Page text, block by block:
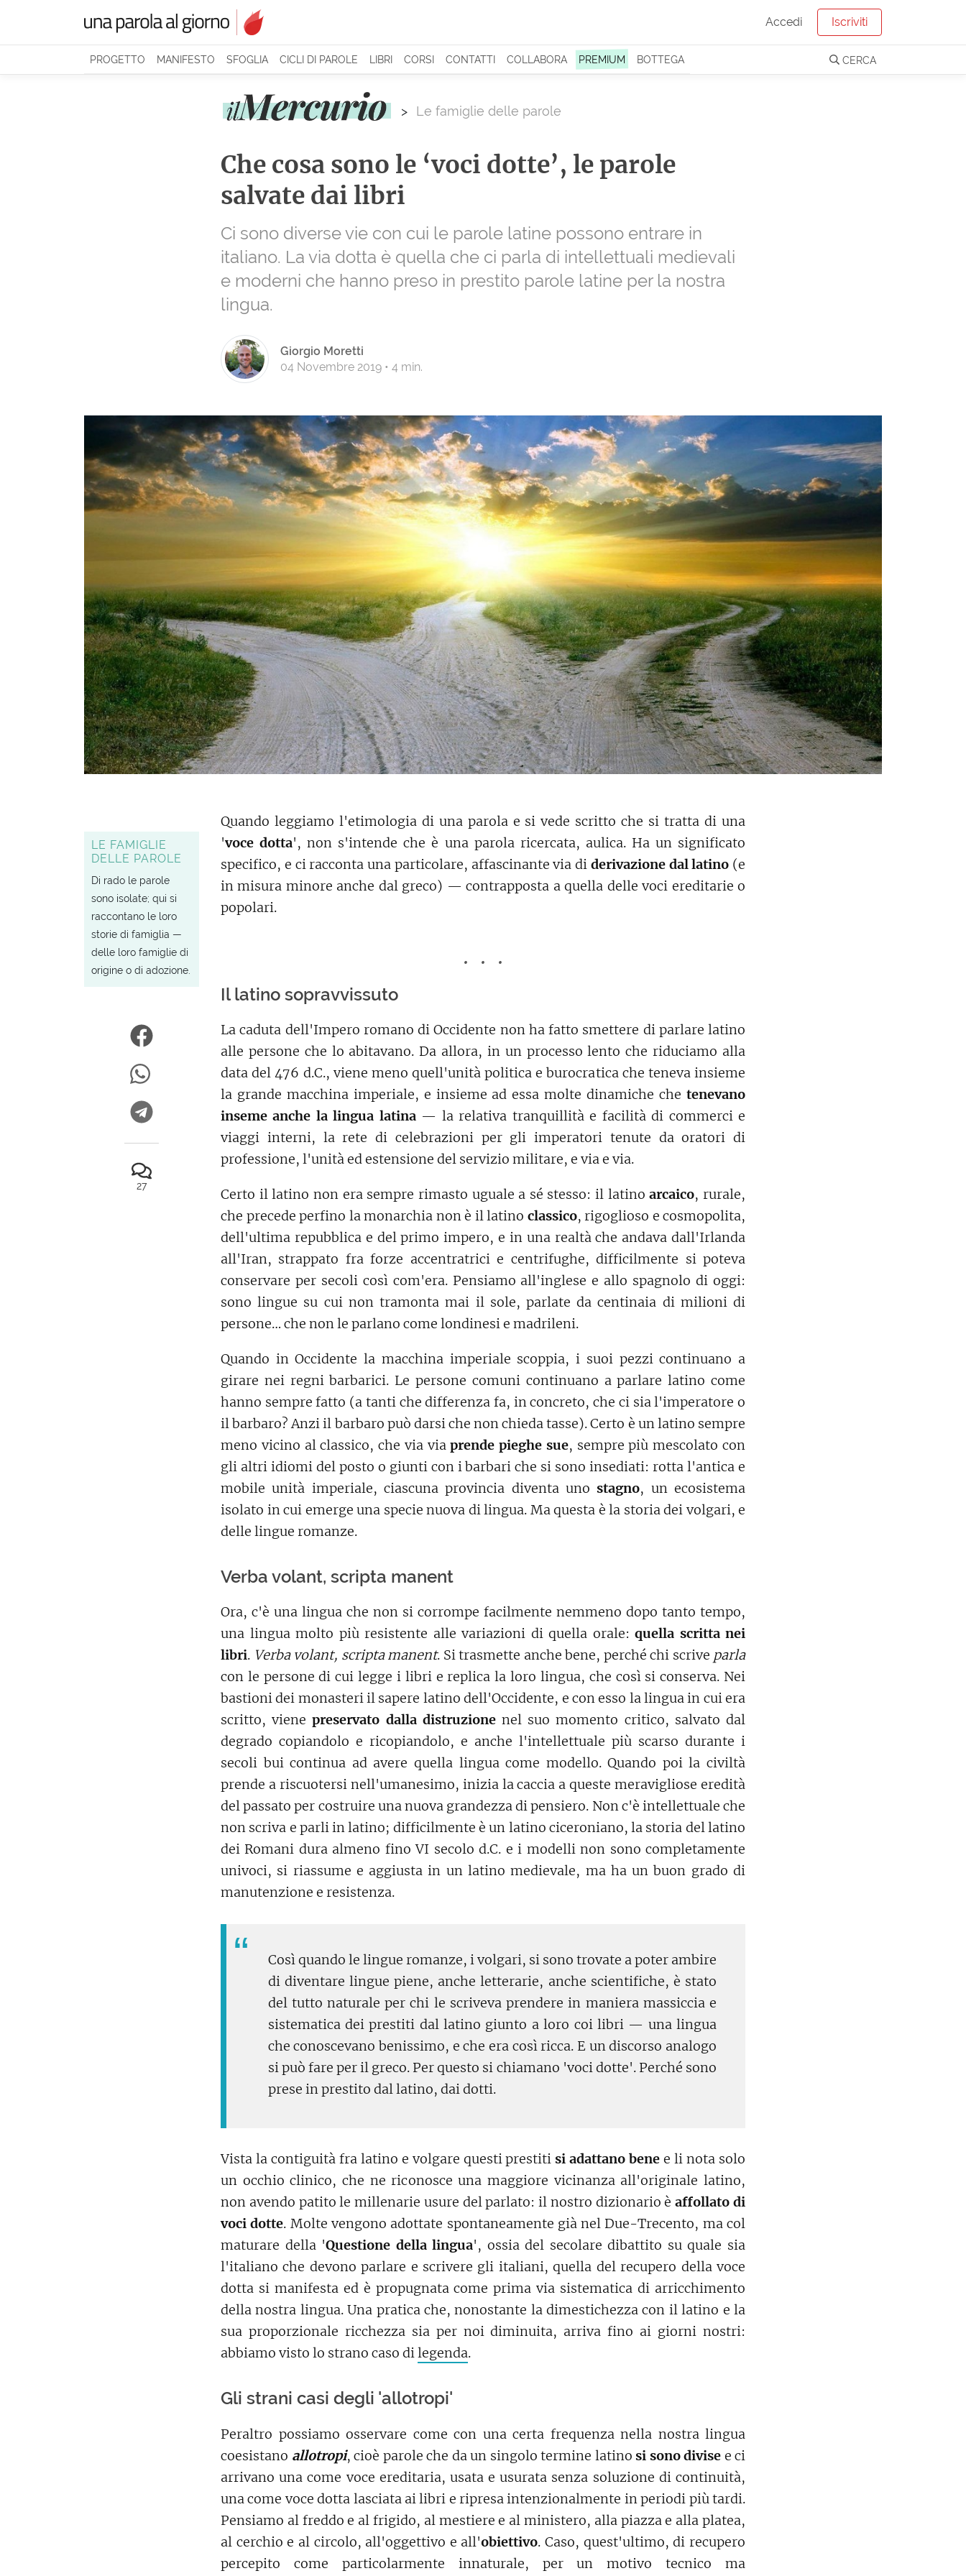
Accedi Iscriviti
PROGETTO MANIFESTO SFOGLIA CICLI DI PAROLE LIBRI CORSI CONTATTI COLLABORA PREMIUM BOTTEGA CERCA
> Le famiglie delle parole
Che cosa sono le ‘voci dotte’, le parole
salvate dai libri
Ci sono diverse vie con cui le parole latine possono entrare in
italiano. La via dotta è quella che ci parla di intellettuali medievali
e moderni che hanno preso in prestito parole latine per la nostra
lingua.
Giorgio Moretti
04 Novembre 2019 •4 min.
Quando leggiamo l'etimologia di una parola e si vede scritto che si tratta di una
'voce dotta', non s'intende che è una parola ricercata, aulica. Ha un significato
specifico, e ci racconta una particolare, affascinante via di derivazione dal latino (e
in misura minore anche dal greco) — contrapposta a quella delle voci ereditarie o
popolari.
Il latino sopravvissuto
La caduta dell'Impero romano di Occidente non ha fatto smettere di parlare latino
alle persone che lo abitavano. Da allora, in un processo lento che riduciamo alla
data del 476 d.C., viene meno quell'unità politica e burocratica che teneva insieme
la grande macchina imperiale, e insieme ad essa molte dinamiche che tenevano
inseme anche la lingua latina— la relativa tranquillità e facilità di commerci e
viaggi interni, la rete di celebrazioni per gli imperatori tenute da oratori di
professione, l'unità ed estensione del servizio militare, e via e via.
Certo il latino non era sempre rimasto uguale a sé stesso: il latinoarcaico, rurale,
che precede perfino la monarchia non è il latino classico, rigoglioso e cosmopolita,
dell'ultima repubblica e del primo impero, e in una realtà che andava dall'Irlanda
all'Iran, strappato fra forze accentratrici e centrifughe, difficilmente si poteva
conservare per secoli così com'era. Pensiamo all'inglese e allo spagnolo di oggi:
sono lingue su cui non tramonta mai il sole, parlate da centinaia di milioni di
persone… che non le parlano come londinesi e madrileni.
Quando in Occidente la macchina imperiale scoppia, i suoi pezzi continuano a
girare nei regni barbarici. Le persone comuni continuano a parlare latino come
hanno sempre fatto (a tanti che differenza fa, in concreto, che ci sia l'imperatore o
il barbaro? Anzi il barbaro può darsi che non chieda tasse). Certo è un latino sempre
meno vicino al classico, che via viaprende pieghe sue, sempre più mescolato con
gli altri idiomi del posto o giunti con i barbari che si sono insediati: rotta l'antica e
mobile unità imperiale, ciascuna provincia diventa uno stagno, un ecosistema
isolato in cui emerge una specie nuova di lingua. Ma questa è la storia dei volgari, e
delle lingue romanze.
Verba volant, scripta manent
Ora, c'è una lingua che non si corrompe facilmente nemmeno dopo tanto tempo,
una lingua molto più resistente alle variazioni di quella orale: quella scritta nei
libri. Verba volant, scripta manent. Si trasmette anche bene, perché chi scrive parla
con le persone di cui legge i libri e replica la loro lingua, che così si conserva. Nei
bastioni dei monasteri il sapere latino dell'Occidente, e con esso la lingua in cui era
scritto, vienepreservato dalla distruzionenel suo momento critico, salvato dal
degrado copiandolo e ricopiandolo, e anche l'intellettuale più scarso durante i
secoli bui continua ad avere quella lingua come modello. Quando poi la civiltà
prende a riscuotersi nell'umanesimo, inizia la caccia a queste meravigliose eredità
del passato per costruire una nuova grandezza di pensiero. Non c'è intellettuale che
non scriva e parli in latino; difficilmente è un latino ciceroniano, la storia del latino
dei Romani dura almeno fino VI secolo d.C. e i modelli non sono completamente
univoci, si riassume e aggiusta in un latino medievale, ma ha un buon grado di
manutenzione e resistenza.
Così quando le lingue romanze, i volgari, si sono trovate a poter ambire
di diventare lingue piene, anche letterarie, anche scientifiche, è stato
del tutto naturale per chi le scriveva prendere in maniera massiccia e
sistematica dei prestiti dal latino giunto a loro coi libri — una lingua
che conoscevano benissimo, e che era così ricca. E un discorso analogo
si può fare per il greco. Per questo si chiamano 'voci dotte'. Perché sono
prese in prestito dal latino, dai dotti.
Vista la contiguità fra latino e volgare questi prestiti si adattano bene e li nota solo
un occhio clinico, che ne riconosce una maggiore vicinanza all'originale latino,
non avendo patito le millenarie usure del parlato: il nostro dizionario èaffollato di
voci dotte. Molte vengono adottate spontaneamente già nel Due-Trecento, ma col
maturare della 'Questione della lingua', ossia del secolare dibattito su quale sia
l'italiano che devono parlare e scrivere gli italiani, quella del recupero della voce
dotta si manifesta ed è propugnata come prima via sistematica di arricchimento
della nostra lingua. Una pratica che, nonostante la dimestichezza con il latino e la
sua proporzionale ricchezza sia per noi diminuita, arriva fino ai giorni nostri:
abbiamo visto lo strano caso dilegenda.
Gli strani casi degli 'allotropi'
Peraltro possiamo osservare come con una certa frequenza nella nostra lingua
coesistano allotropi, cioè parole che da un singolo termine latino si sono divise e ci
arrivano una come voce ereditaria, usata e usurata senza soluzione di continuità,
una come voce dotta lasciata ai libri e ripresa intenzionalmente in periodi più tardi.
Pensiamo al freddo e al frigido, al mestiere e al ministero, alla piazza e alla platea,
al cerchio e al circolo, all'oggettivo e all'obiettivo. Caso, quest'ultimo, di recupero
percepito come particolarmente innaturale, per un motivo tecnico ma
LE FAMIGLIE
DELLE PAROLE
Di rado le parole
sono isolate; qui si
raccontano le loro
storie di famiglia —
delle loro famiglie di
origine o di adozione.
27